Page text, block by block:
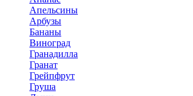
Апельсины
Арбузы
Бананы
Виноград
Гранадилла
Гранат
Грейпфрут
Груша